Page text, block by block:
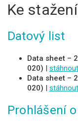
Ke stažení
Datový list
Data sheet –
020) | stáhnout
Data sheet –
020) | stáhnout
Prohlášení